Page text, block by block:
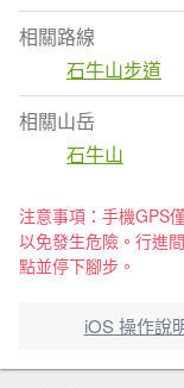
相關路線
石牛山步道
相關山岳
石牛山
注意事項：手機GPS
以免發生危險。行進
點並停下腳步。
iOS 操作說